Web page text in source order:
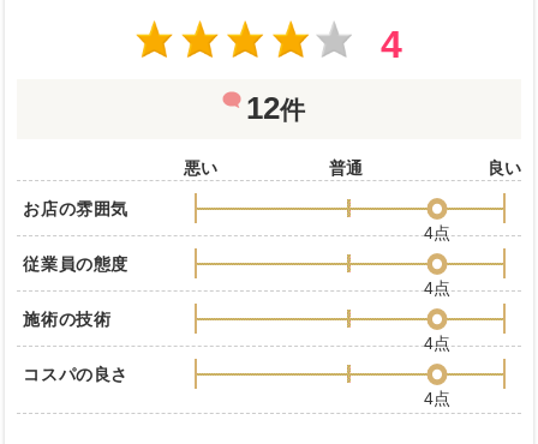
4
12件
悪い 普通 良い
お店の雰囲気
4点
従業員の態度
4点
施術の技術
4点
コスパの良さ
4点